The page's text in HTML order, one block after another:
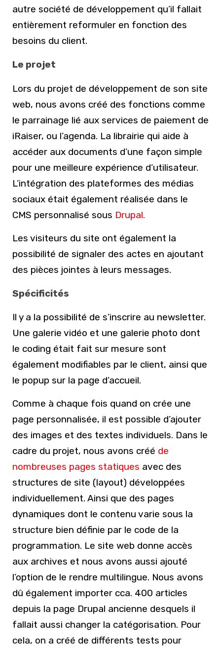
autre société de développement qu’il fallait
entièrement reformuler en fonction des
besoins du client.
Le projet
Lors du projet de développement de son site
web, nous avons créé des fonctions comme
le parrainage lié aux services de paiement de
iRaiser, ou l’agenda. La librairie qui aide à
accéder aux documents d’une façon simple
pour une meilleure expérience d’utilisateur.
L’intégration des plateformes des médias
sociaux était également réalisée dans le
CMS personnalisé sous Drupal.
Les visiteurs du site ont également la
possibilité de signaler des actes en ajoutant
des pièces jointes à leurs messages.
Spécificités
Il y a la possibilité de s’inscrire au newsletter.
Une galerie vidéo et une galerie photo dont
le coding était fait sur mesure sont
également modifiables par le client, ainsi que
le popup sur la page d’accueil.
Comme à chaque fois quand on crée une
page personnalisée, il est possible d’ajouter
des images et des textes individuels. Dans le
cadre du projet, nous avons créé de
nombreuses pages statiques avec des
structures de site (layout) développées
individuellement. Ainsi que des pages
dynamiques dont le contenu varie sous la
structure bien définie par le code de la
programmation. Le site web donne accès
aux archives et nous avons aussi ajouté
l’option de le rendre multilingue. Nous avons
dû également importer cca. 400 articles
depuis la page Drupal ancienne desquels il
fallait aussi changer la catégorisation. Pour
cela, on a créé de différents tests pour